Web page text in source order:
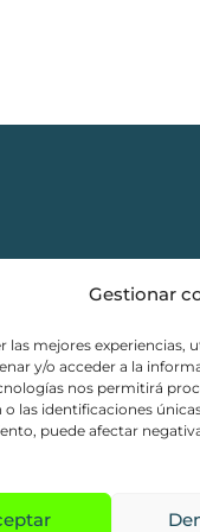
Gestionar
las mejores experiencias,
y/o acceder a la
nos permitirá
o las identificaciones
puede afectar
de compra